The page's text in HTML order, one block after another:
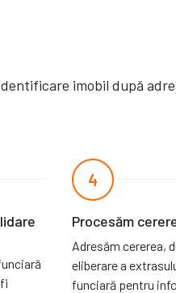
imobil după
4
Procesăm
Adresăm cererea,
eliberare a
funciară pentru